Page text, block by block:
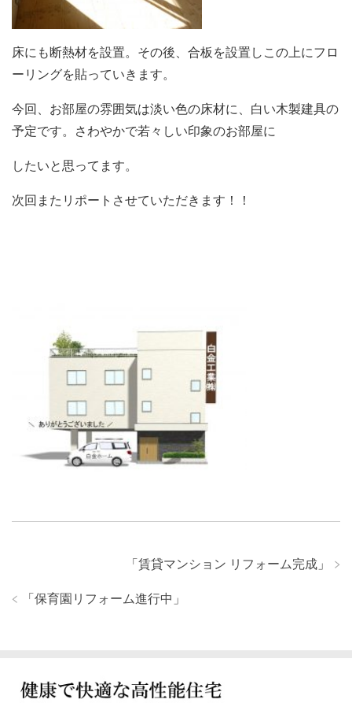
床にも断熱材を設置。その後、合板を設置しこの上にフロ
ーリングを貼っていきます。
今回、お部屋の雰囲気は淡い色の床材に、白い木製建具の
予定です。さわやかで若々しい印象のお部屋に
したいと思ってます。
次回またリポートさせていただきます！！
「 賃貸マンション リフォーム完成 」
「 保育園リフォーム進行中 」